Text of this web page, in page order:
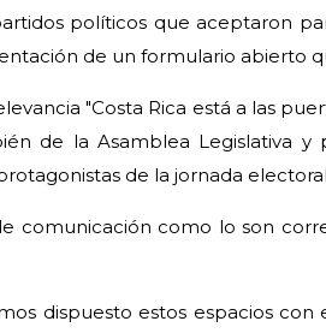
políticos que aceptaron
de un formulario abierto
"Costa Rica está a las
de la Asamblea Legislativa
de la jornada
comunicación como lo son
dispuesto estos espacios